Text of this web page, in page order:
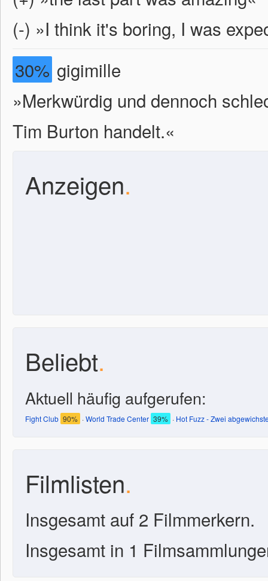
(-) »I think it's boring, I was
30% gigimille
»Merkwürdig und dennoch
Tim Burton handelt.«
Anzeigen.
Beliebt.
Aktuell häufig aufgerufen:
Fight Club 90% ·World Trade Center 39% · Hot Fuzz - Zwei
Filmlisten.
Insgesamt auf 2 Filmmerkern.
Insgesamt in 1